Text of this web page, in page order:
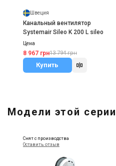
Швеция
Канальный вентилятор
Systemair Sileo K 200 L sileo
Цена
8 967 грн13 794 грн
Купить
Модели этой серии
Снят с производства
Оставить отзыв